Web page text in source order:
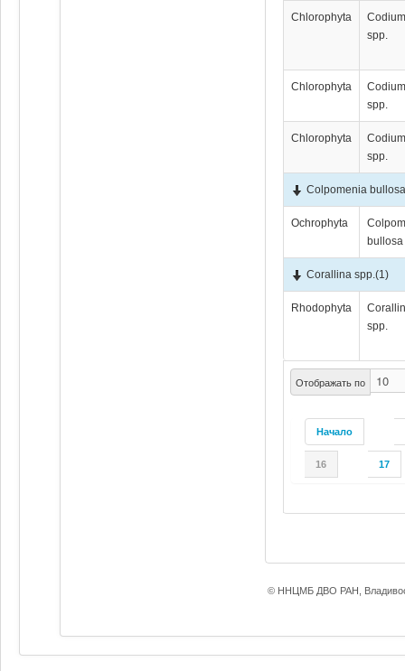
Отображать по
Начало
16 17
Chlorophyta
spp.
Chlorophyta
spp.
Chlorophyta
spp.
Colpomenia
Ochrophyta
bullosa
Corallina spp.(1)
Rhodophyta
spp.
© ННЦМБ ДВО РАН,